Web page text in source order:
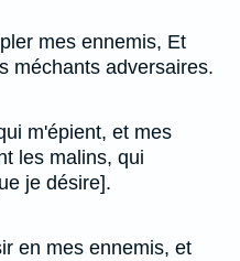
mes ennemis, Et
méchants adversaires.
m'épient, et mes
les malins, qui
je désire].
en mes ennemis, et